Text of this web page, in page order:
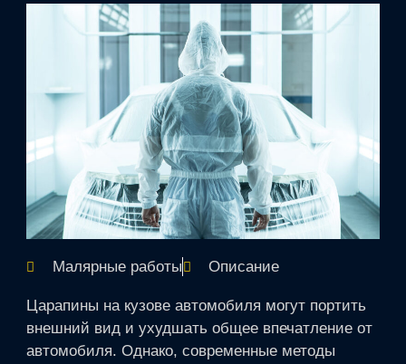
Малярные работы Описание
Царапины на кузове автомобиля могут портить
внешний вид и ухудшать общее впечатление от
автомобиля. Однако, современные методы